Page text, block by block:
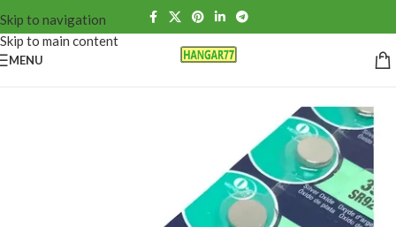
Skip to navigation
Skip to main content
MENU